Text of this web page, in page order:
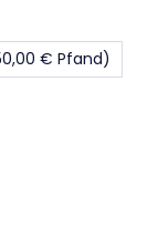
€ Pfand)